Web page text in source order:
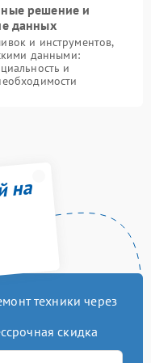
решение и
данных
и инструментов,
данными:
и
на
техники через
скидка